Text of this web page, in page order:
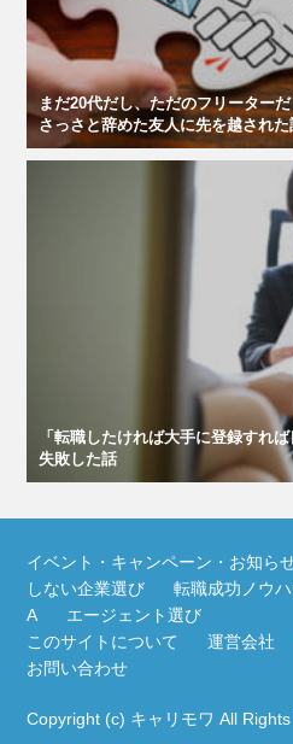
まだ20代だし、ただのフリーター
さっさと辞めた友人に先を越された
「転職したければ大手に登録すれ
失敗した話
イベント・キャンペーン・お知ら
しない企業選び
転職成功ノウハ
A
エージェント選び
このサイトについて
運営会社
お問い合わせ
Copyright (c) キャリモワ All Rights